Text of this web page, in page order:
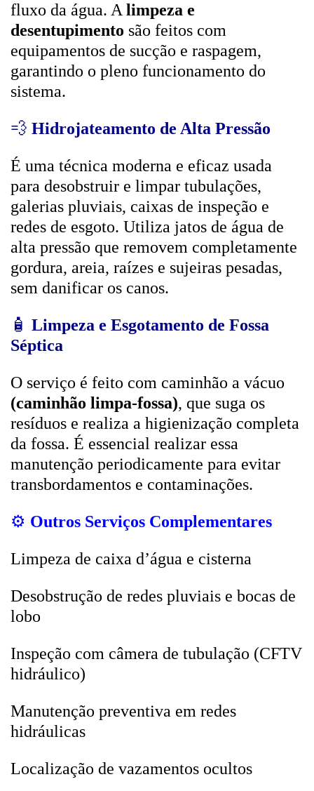
fluxo da água. A limpeza e
desentupimento são feitos com
equipamentos de sucção e raspagem,
garantindo o pleno funcionamento do
sistema.
💨 Hidrojateamento de Alta Pressão
É uma técnica moderna e eficaz usada
para desobstruir e limpar tubulações,
galerias pluviais, caixas de inspeção e
redes de esgoto. Utiliza jatos de água de
alta pressão que removem completamente
gordura, areia, raízes e sujeiras pesadas,
sem danificar os canos.
🧴 Limpeza e Esgotamento de Fossa
Séptica
O serviço é feito com caminhão a vácuo
(caminhão limpa-fossa), que suga os
resíduos e realiza a higienização completa
da fossa. É essencial realizar essa
manutenção periodicamente para evitar
transbordamentos e contaminações.
⚙️ Outros Serviços Complementares
Limpeza de caixa d’água e cisterna
Desobstrução de redes pluviais e bocas de
lobo
Inspeção com câmera de tubulação (CFTV
hidráulico)
Manutenção preventiva em redes
hidráulicas
Localização de vazamentos ocultos